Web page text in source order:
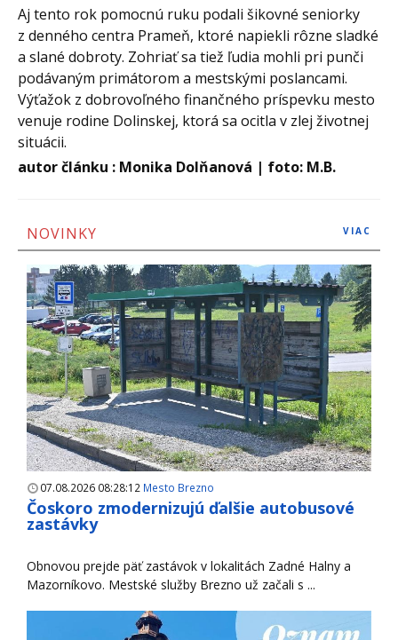
Aj tento rok pomocnú ruku podali šikovné seniorky
z denného centra Prameň, ktoré napiekli rôzne sladké
a slané dobroty. Zohriať sa tiež ľudia mohli pri punči
podávaným primátorom a mestskými poslancami.
Výťažok z dobrovoľného finančného príspevku mesto
venuje rodine Dolinskej, ktorá sa ocitla v zlej životnej
situácii.
autor článku : Monika Dolňanová | foto: M.B.
NOVINKY VIAC
07.08.2026 08:28:12 Mesto Brezno
Čoskoro zmodernizujú ďalšie autobusové
zastávky
Obnovou prejde päť zastávok v lokalitách Zadné Halny a
Mazorníkovo. Mestské služby Brezno už začali s ...